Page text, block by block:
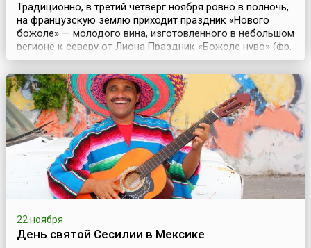
Традиционно, в третий четверг ноября ровно в полночь,
на французскую землю приходит праздник «Нового
божоле» — молодого вина, изготовленного в небольшом
регионе к северу от Лиона.Праздник «Божоле нуво» (фр.
Beaujolais Nouveau) появился во Франции в середине 20
века и имел под собой чисто коммерческую основу. В
принципе вино из винограда сорта «гамэ», который
традиционно выращивают в Божоле, за...
22 ноября
День святой Сесилии в Мексике